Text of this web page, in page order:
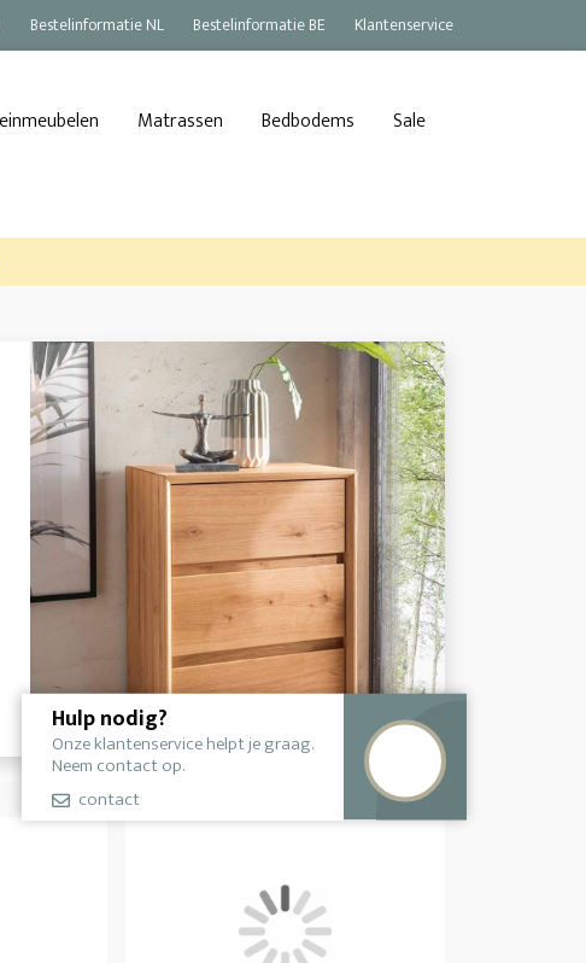
Bestelinformatie NL Bestelinformatie BE Klantenservice
Matrassen Bedbodems Sale
Hulp nodig?
Onze klantenservice helpt je graag.
Neem contact op.
contact